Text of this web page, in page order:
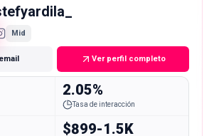
Mid
Ver perfil completo
2.05%
Tasa de interacción
$899-1.5K